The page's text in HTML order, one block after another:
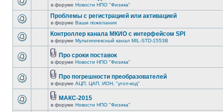
в форуме Новости НПО "Физика"
Проблемы с регистрацией или активацией
в форуме Ваши пожелания
Контроллер канала МКИО с интерфейсом SPI
в форуме Мультиплексный канал MIL-STD-1553B
Про сроки поставок
в форуме Новости НПО "Физика"
Про погрешности преобразователей
в форуме АЦП, ЦАП, ИОН, "угол-код"
МАКС-2015
в форуме Новости НПО "Физика"